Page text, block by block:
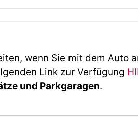
wenn Sie mit dem Auto
Link zur Verfügung
und Parkgaragen.